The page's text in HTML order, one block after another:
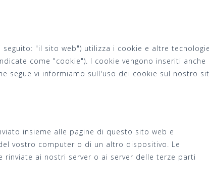
seguito: "il sito web") utilizza i cookie e altre
come "cookie"). I cookie vengono inseriti anche
segue vi informiamo sull'uso dei cookie sul nostro
insieme alle pagine di questo sito web e
vostro computer o di un altro dispositivo. Le
ai nostri server o ai server delle terze parti